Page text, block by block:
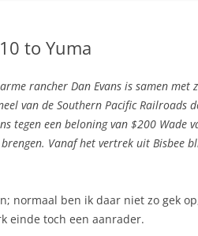
to Yuma
rancher Dan Evans is samen
van de Southern Pacific
tegen een beloning van $200
Vanaf het vertrek uit Bisbee
normaal ben ik daar niet zo gek
einde toch een aanrader.